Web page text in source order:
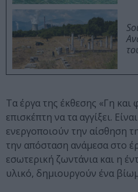
Τα έργα της έκθεσης «Γη
επισκέπτη να τα αγγίξει.
ενεργοποιούν την αίσθηση
την απόσταση ανάμεσα στο
εσωτερική ζωντάνια και η
υλικό, δημιουργούν ένα